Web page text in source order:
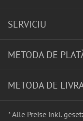
SERVICIU
METODA DE
METODA DE
* Alle Preise inkl.